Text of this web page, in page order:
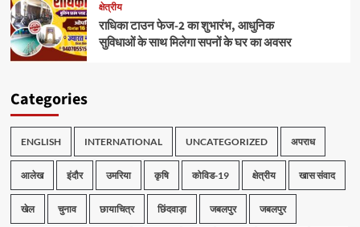
क्षेत्रीय
राधिका टाउन फेज-2 का शुभारंभ, आधुनिक
सुविधाओं के साथ मिलेगा सपनों के घर का अवसर
Categories
ENGLISH INTERNATIONAL UNCATEGORIZED अपराध
आलेख इंदौर उमरिया कृषि कोविड-19 क्षेत्रीय खास संवाद
खेल चुनाव छायाचित्र छिंदवाड़ा जबलपुर जबलपुर